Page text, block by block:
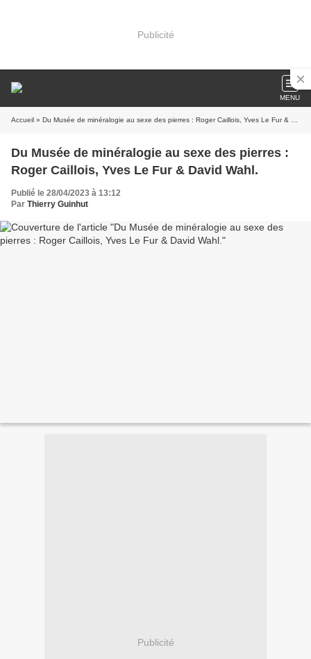
Publicité
MENU
Accueil » Du Musée de minéralogie au sexe des pierres : Roger Caillois, Yves Le Fur & David Wahl.
Du Musée de minéralogie au sexe des pierres :
Roger Caillois, Yves Le Fur & David Wahl.
Publié le 28/04/2023 à 13:12
Par Thierry Guinhut
Publicité